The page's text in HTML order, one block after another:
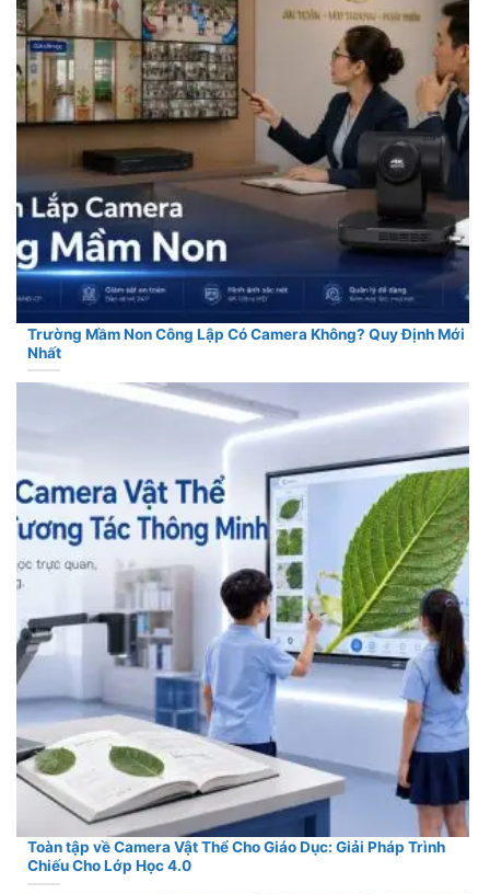
Trường Mầm Non Công Lập Có Camera Không? Quy Định Mới
Nhất
Toàn tập về Camera Vật Thể Cho Giáo Dục: Giải Pháp Trình
Chiếu Cho Lớp Học 4.0